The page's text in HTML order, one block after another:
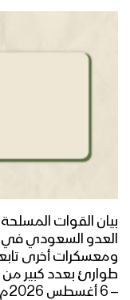
بيان القوات
العدو السعودي في
ومعسكرات أخرى
طوارئ بعدد كبير من
– 6 أغسطس 2026م